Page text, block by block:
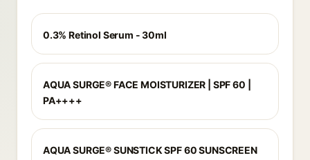
0.3% Retinol Serum - 30ml
AQUA SURGE® FACE MOISTURIZER | SPF 60 |
PA++++
AQUA SURGE® SUNSTICK SPF 60 SUNSCREEN